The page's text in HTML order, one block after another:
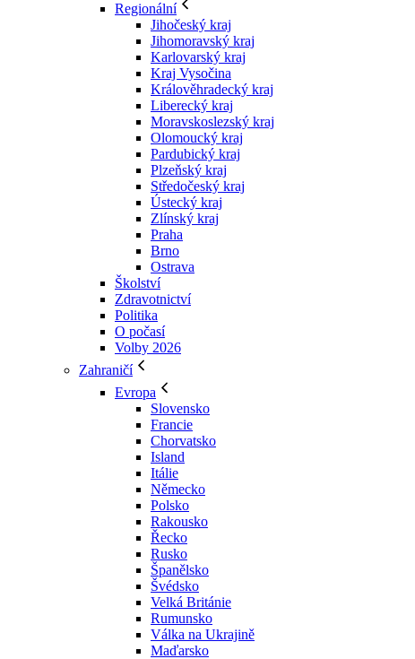
Regionální
Jihočeský kraj
Jihomoravský kraj
Karlovarský kraj
Kraj Vysočina
Králověhradecký kraj
Liberecký kraj
Moravskoslezský kraj
Olomoucký kraj
Pardubický kraj
Plzeňský kraj
Středočeský kraj
Ústecký kraj
Zlínský kraj
Praha
Brno
Ostrava
Školství
Zdravotnictví
Politika
O počasí
Volby 2026
Zahraničí
Evropa
Slovensko
Francie
Chorvatsko
Island
Itálie
Německo
Polsko
Rakousko
Řecko
Rusko
Španělsko
Švédsko
Velká Británie
Rumunsko
Válka na Ukrajině
Maďarsko